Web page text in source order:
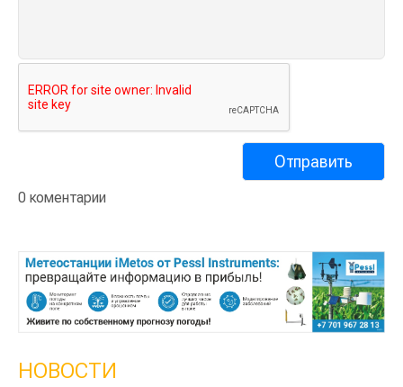
0 коментарии
НОВОСТИ